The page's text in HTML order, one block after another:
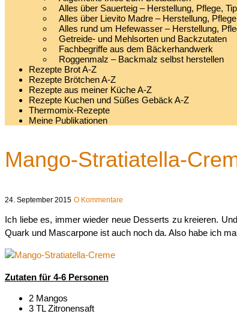
Alles über Sauerteig – Herstellung, Pflege,
Alles über Lievito Madre – Herstellung,
Alles rund um Hefewasser – Herstellung,
Getreide- und Mehlsorten und Backzutaten
Fachbegriffe aus dem Bäckerhandwerk
Roggenmalz – Backmalz selbst herstellen
Rezepte Brot A-Z
Rezepte Brötchen A-Z
Rezepte aus meiner Küche A-Z
Rezepte Kuchen und Süßes Gebäck A-Z
Thermomix-Rezepte
Meine Publikationen
Mango-Stratiatella-
24. September 2015 O Kommentare
Ich liebe es, immer wieder neue Desserts zu kreieren.
Quark und Mascarpone ist auch noch da. Also habe ich
Zutaten für 4-6 Personen
2 Mangos
3 TL Zitronensaft